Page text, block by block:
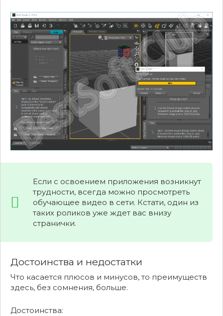
Если с освоением приложения возникнут
трудности, всегда можно просмотреть
обучающее видео в сети. Кстати, один из
таких роликов уже ждет вас внизу
странички.
Достоинства и недостатки
Что касается плюсов и минусов, то преимуществ
здесь, без сомнения, больше.
Достоинства: